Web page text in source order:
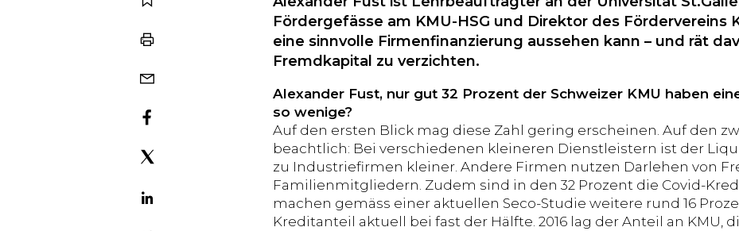
Fördergefässe am KMU-HSG und Direktor des Fördervereins
eine sinnvolle Firmenfinanzierung aussehen kann – und rät
Fremdkapital zu verzichten.
Alexander Fust, nur gut 32 Prozent der Schweizer KMU haben
so wenige?
Auf den ersten Blick mag diese Zahl gering erscheinen. Auf den
beachtlich: Bei verschiedenen kleineren Dienstleistern ist der
zu Industriefirmen kleiner. Andere Firmen nutzen Darlehen von
Familienmitgliedern. Zudem sind in den 32 Prozent die Covid-
machen gemäss einer aktuellen Seco-Studie weitere rund 16
Kreditanteil aktuell bei fast der Hälfte. 2016 lag der Anteil an KMU,